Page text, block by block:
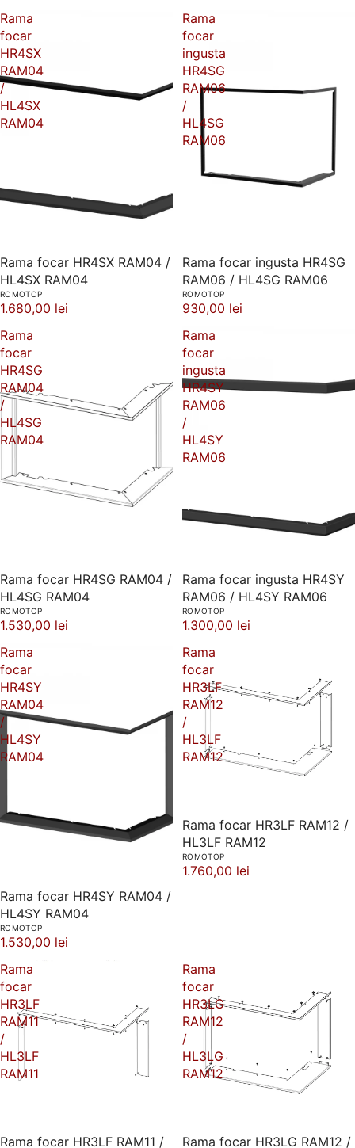
Rama
focar
HR4SX
RAM04
/
HL4SX
RAM04
Rama focar HR4SX RAM04 /
HL4SX RAM04
ROMOTOP
1.680,00 lei
Rama
focar
ingusta
HR4SG
RAM06
/
HL4SG
RAM06
Rama focar ingusta HR4SG
RAM06 / HL4SG RAM06
ROMOTOP
930,00 lei
Rama
focar
HR4SG
RAM04
/
HL4SG
RAM04
Rama focar HR4SG RAM04 /
HL4SG RAM04
ROMOTOP
1.530,00 lei
Rama
focar
ingusta
HR4SY
RAM06
/
HL4SY
RAM06
Rama focar ingusta HR4SY
RAM06 / HL4SY RAM06
ROMOTOP
1.300,00 lei
Rama
focar
HR4SY
RAM04
/
HL4SY
RAM04
Rama focar HR4SY RAM04 /
HL4SY RAM04
ROMOTOP
1.530,00 lei
Rama
focar
HR3LF
RAM12
/
HL3LF
RAM12
Rama focar HR3LF RAM12 /
HL3LF RAM12
ROMOTOP
1.760,00 lei
Rama
focar
HR3LF
RAM11
/
HL3LF
RAM11
Rama focar HR3LF RAM11 /
Rama
focar
HR3LG
RAM12
/
HL3LG
RAM12
Rama focar HR3LG RAM12 /